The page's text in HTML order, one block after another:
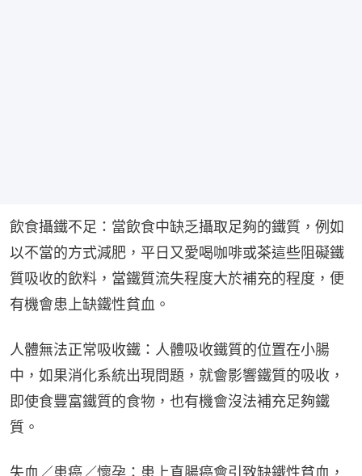
飲食攝鐵不足：當飲食中缺乏攝取足夠的鐵質，例如
以不當的方式減肥，平日又愛喝咖啡或茶這些阻礙鐵
質吸收的飲料，當鐵質流失程度大於補充的程度，便
有機會患上缺鐵性貧血。
人體無法正常吸收鐵：人體吸收鐵質的位置在小腸
中，如果消化系統出現問題，就會影響鐵質的吸收，
即使食豐富鐵質的食物，也有機會沒法補充足夠鐵
質。
失血／患癌／懷孕：患上直腸癌會引致缺鐵性貧血，